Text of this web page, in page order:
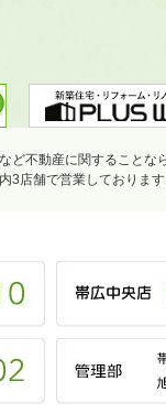
不動産に関することな
店舗で営業しております